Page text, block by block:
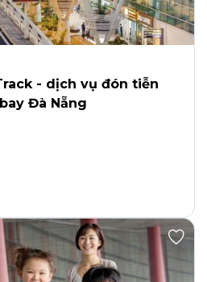
- dịch vụ đón tiễn
Đà Nẵng